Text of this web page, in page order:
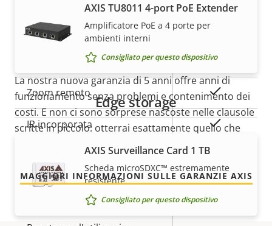
Generale
della
proprietà
Valore
della
proprietà
Messa a fuoco remota
Zoom remoto Sì
IR incorporata Sì
Archiviazione locale (slot per
scheda di memoria)
Temperatura di esercizio -40 to 60 °C
AXIS TU8011 4-port PoE Extender
Amplificatore PoE a 4 porte per
ambienti interni
Consigliato per questo dispositivo
Edge storage
AXIS Surveillance Card 1 TB
Scheda microSDXC™ estremamente
resistente
Consigliato per questo dispositivo
5 anni di garanzia per la
massima tranquillità
La nostra nuova garanzia di 5 anni offre anni di
funzionamento senza problemi e contenimento dei
costi. E non ci sono sorprese nascoste nelle clausole
scritte in piccolo: otterrai esattamente quello che
MAGGIORI INFORMAZIONI SULLE GARANZIE AXIS